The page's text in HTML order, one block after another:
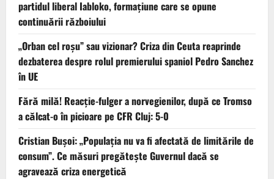
partidul liberal Iabloko, formațiune care se opune
continuării războiului
„Orban cel roșu” sau vizionar? Criza din Ceuta reaprinde
dezbaterea despre rolul premierului spaniol Pedro Sanchez
în UE
Fără milă! Reacție-fulger a norvegienilor, după ce Tromso
a călcat-o în picioare pe CFR Cluj: 5-0
Cristian Bușoi: „Populația nu va fi afectată de limitările de
consum”. Ce măsuri pregătește Guvernul dacă se
agravează criza energetică